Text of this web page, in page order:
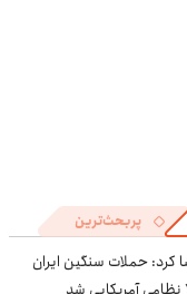
پربحث‌ترین
کرد: حملات سنگین ایران